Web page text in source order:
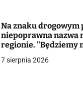
Na znaku drogowym
niepoprawna nazwa
regionie. "Będziemy
7 sierpnia 2026